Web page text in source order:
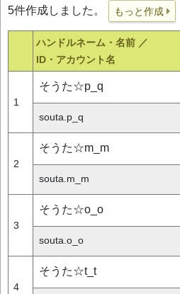
5件作成しました。 もっと作成
ハンドルネーム・名前 ／
ID・アカウント名
1
そうた☆p_q
souta.p_q
2
そうた☆m_m
souta.m_m
3
そうた☆o_o
souta.o_o
4
そうた☆t_t